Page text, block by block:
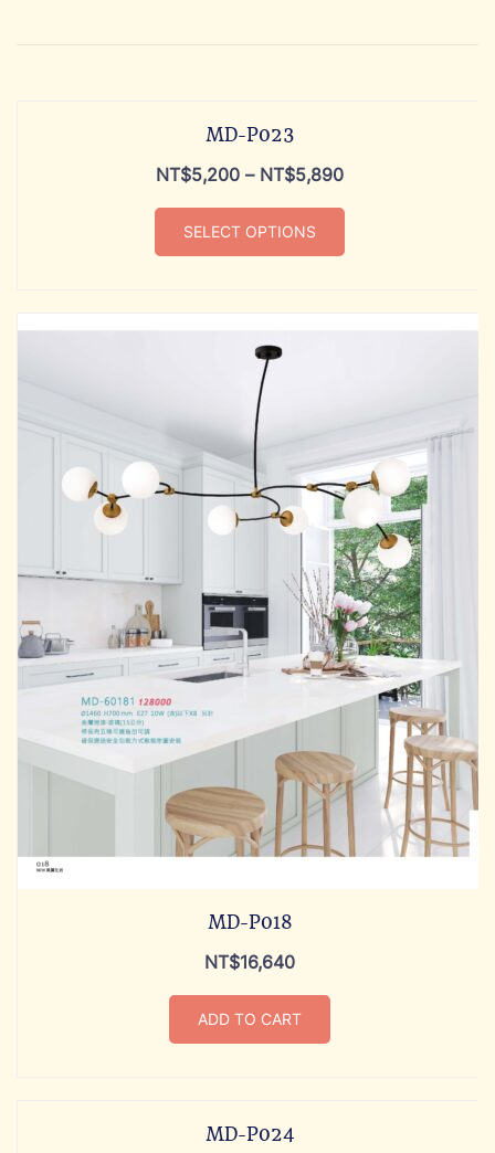
MD-P023
NT$5,200 – NT$5,890
SELECT OPTIONS
MD-P018
NT$16,640
ADD TO CART
MD-P024